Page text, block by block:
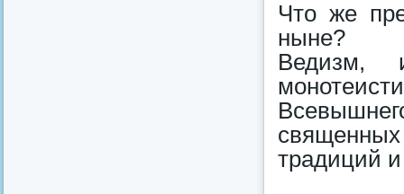
Что же
ныне?
Ведизм,
традиций